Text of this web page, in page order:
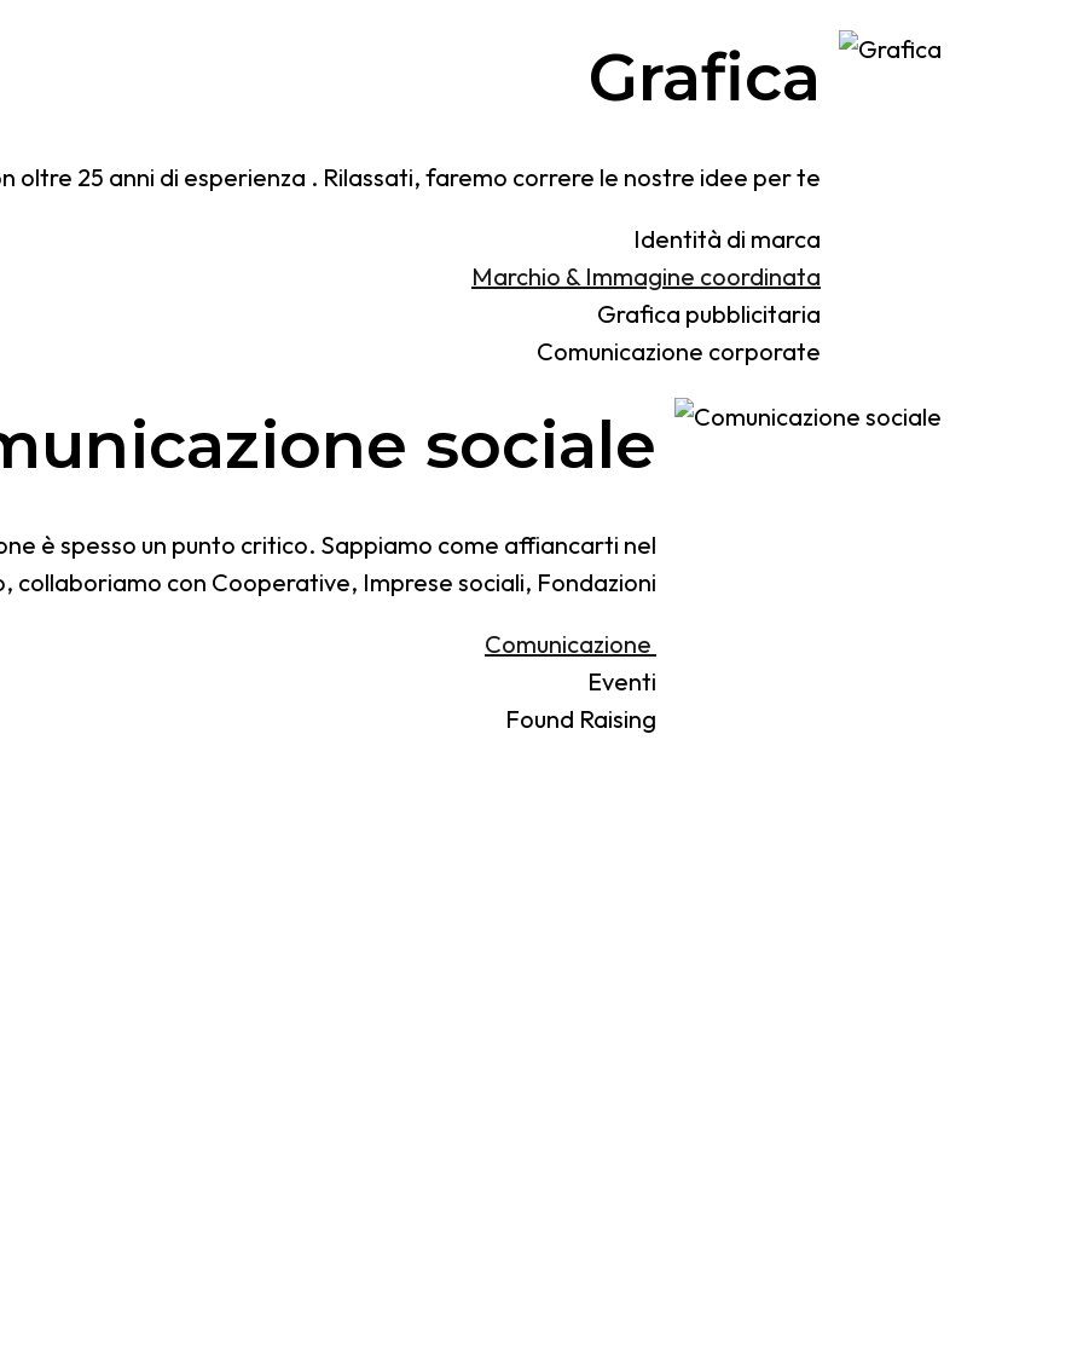
Grafica
oltre 25 anni di esperienza . Rilassati, faremo correre le nostre idee per te
Identità di marca
Marchio & Immagine coordinata
Grafica pubblicitaria
Comunicazione corporate
sociale
è spesso un punto critico. Sappiamo come affiancarti nel
collaboriamo con Cooperative, Imprese sociali, Fondazioni
Comunicazione
Eventi
Found Raising